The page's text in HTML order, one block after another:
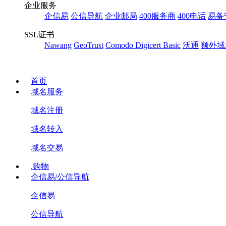
企业服务
企信易 公信导航 企业邮局 400服务商 400电话 易备
SSL证书
Nawang GeoTrust Comodo Digicert Basic 沃通 额外域
首页
域名服务
域名注册
域名转入
域名交易
.购物
企信易/公信导航
企信易
公信导航